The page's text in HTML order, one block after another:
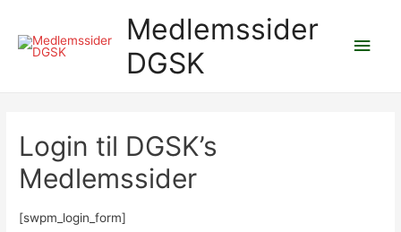
Medlemssider
DGSK
Login til DGSK’s
Medlemssider
[swpm_login_form]